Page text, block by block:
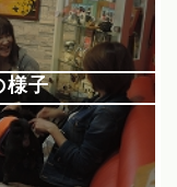
様子